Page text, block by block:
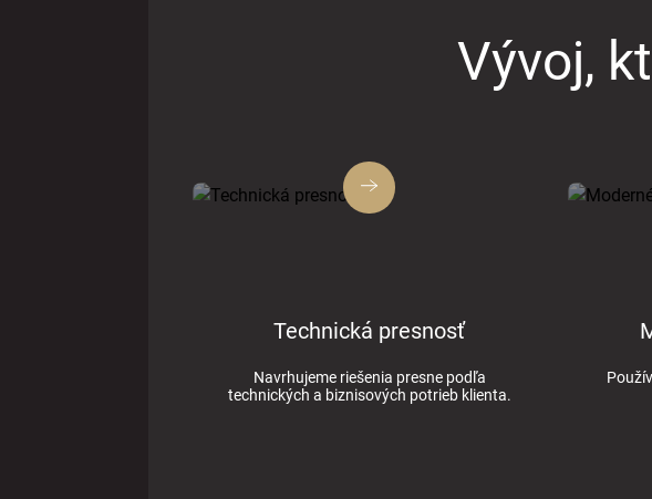
Vývoj,
Technická presnosť
Navrhujeme riešenia presne podľa
technických a biznisových potrieb klienta.